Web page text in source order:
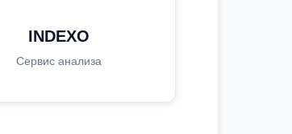
INDEXO
Сервис анализа